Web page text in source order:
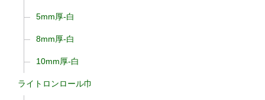
5mm厚-白
8mm厚-白
10mm厚-白
ライトロンロール巾